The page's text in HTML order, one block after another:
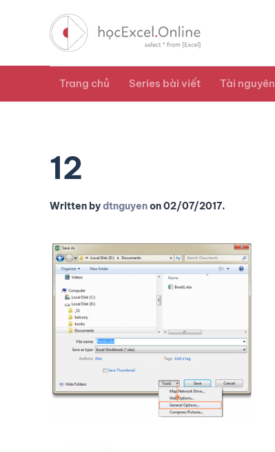
Trang chủ Series bài viết Tài nguyên
12
Written bydtnguyenon02/07/2017.